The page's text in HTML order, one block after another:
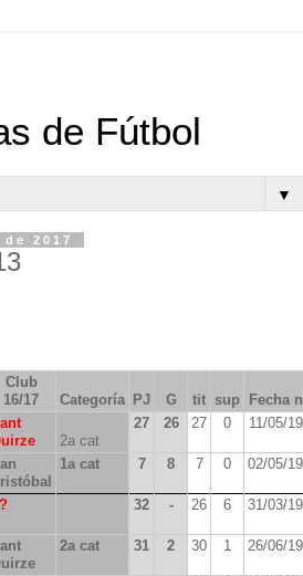
de Fútbol
▼
2017
Club
16/17
Categoría PJ G tit sup
Fecha
2a cat
27 26 27 0 11/05/
1a cat 7 8 7 0 02/05/
32 - 26 6 31/03/
2a cat 31 2 30 1 26/06/